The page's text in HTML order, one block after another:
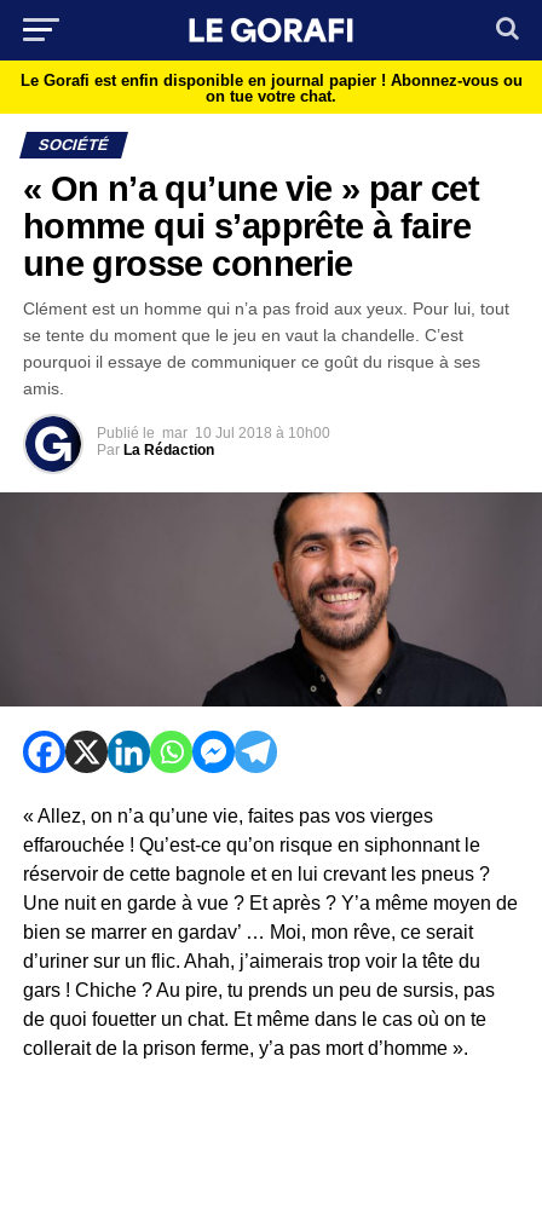
Le Gorafi est enfin disponible en journal papier ! Abonnez-vous ou
on tue votre chat.
SOCIÉTÉ
« On n’a qu’une vie » par cet
homme qui s’apprête à faire
une grosse connerie
Clément est un homme qui n’a pas froid aux yeux. Pour lui, tout
se tente du moment que le jeu en vaut la chandelle. C’est
pourquoi il essaye de communiquer ce goût du risque à ses
amis.
Publié le mar 10 Jul 2018 à 10h00
Par La Rédaction
« Allez, on n’a qu’une vie, faites pas vos vierges
effarouchée ! Qu’est-ce qu’on risque en siphonnant le
réservoir de cette bagnole et en lui crevant les pneus ?
Une nuit en garde à vue ? Et après ? Y’a même moyen de
bien se marrer en gardav’ … Moi, mon rêve, ce serait
d’uriner sur un flic. Ahah, j’aimerais trop voir la tête du
gars ! Chiche ? Au pire, tu prends un peu de sursis, pas
de quoi fouetter un chat. Et même dans le cas où on te
collerait de la prison ferme, y’a pas mort d’homme ».